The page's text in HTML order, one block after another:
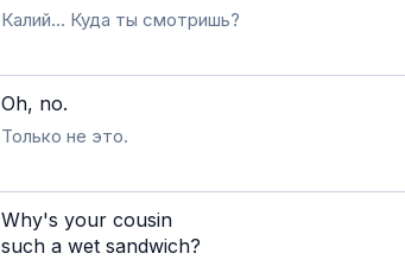
Калий... Куда ты смотришь?
Oh, no.
Только не это.
Why's your cousin
such a wet sandwich?